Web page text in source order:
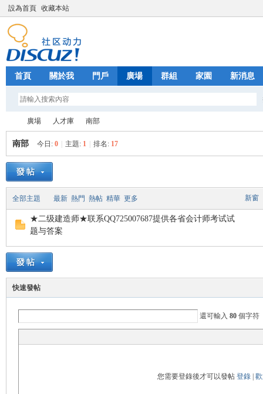
設為首頁 收藏本站
首頁 關於我 門戶 廣場 群組 家園 新消息
»
廣場
›
人才庫 南部
南部 今日: 0 主題: 1 排名: 17
新窗
全部主題 最新 熱門 熱帖 精華 更多
★二级建造师★联系QQ725007687提供各省会计师考试试
题与答案
快速發帖
還可輸入 80 個字符
您需要登錄後才可以發帖 登錄|